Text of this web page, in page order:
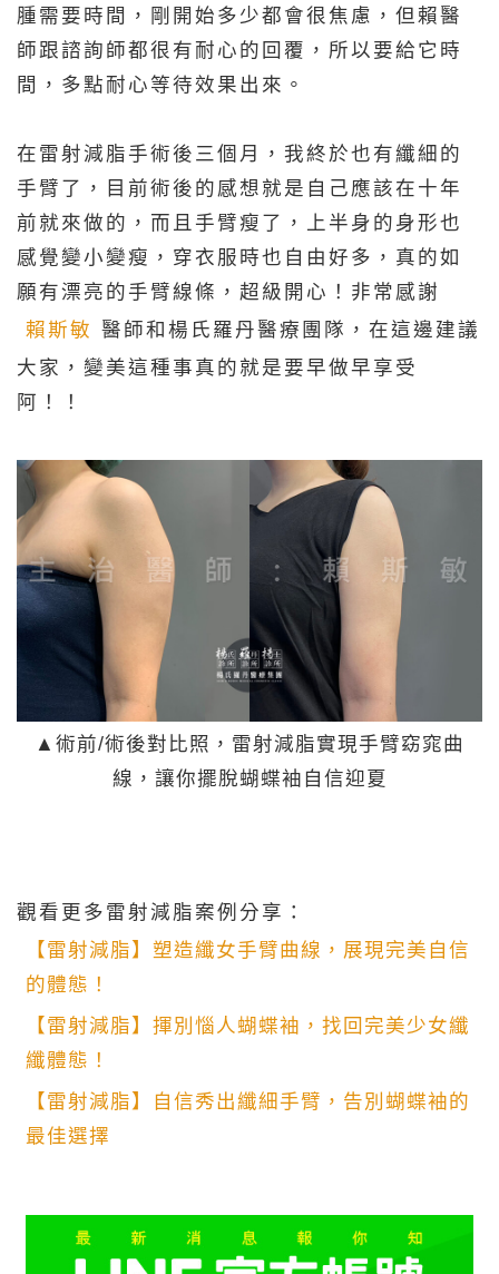
腫需要時間，剛開始多少都會很焦慮，但賴醫
師跟諮詢師都很有耐心的回覆，所以要給它時
間，多點耐心等待效果出來。
在雷射減脂手術後三個月，我終於也有纖細的
手臂了，目前術後的感想就是自己應該在十年
前就來做的，而且手臂瘦了，上半身的身形也
感覺變小變瘦，穿衣服時也自由好多，真的如
願有漂亮的手臂線條，超級開心！非常感謝
賴斯敏 醫師和楊氏羅丹醫療團隊，在這邊建議
大家，變美這種事真的就是要早做早享受
阿！！
▲術前/術後對比照，雷射減脂實現手臂窈窕曲
線，讓你擺脫蝴蝶袖自信迎夏
觀看更多雷射減脂案例分享：
【雷射減脂】塑造纖女手臂曲線，展現完美自信
的體態！
【雷射減脂】揮別惱人蝴蝶袖，找回完美少女纖
纖體態！
【雷射減脂】自信秀出纖細手臂，告別蝴蝶袖的
最佳選擇